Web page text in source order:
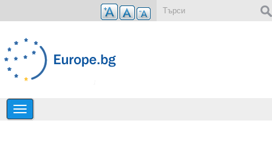
Премини към основното съдържание